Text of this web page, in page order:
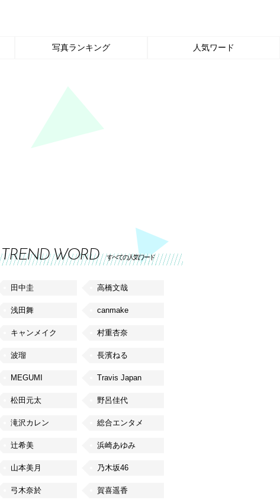
写真ランキング 人気ワード
TREND WORD すべての人気ワード
田中圭 高橋文哉
浅田舞 canmake
キャンメイク 村重杏奈
波瑠 長濱ねる
MEGUMI Travis Japan
松田元太 野呂佳代
滝沢カレン 総合エンタメ
辻希美 浜崎あゆみ
山本美月 乃木坂46
弓木奈於 賀喜遥香